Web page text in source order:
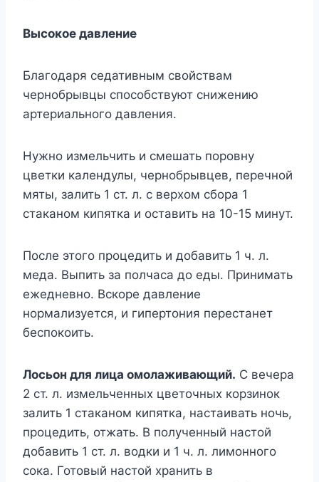
Высокое давление
Благодаря седативным свойствам
чернобрывцы способствуют снижению
артериального давления.
Нужно измельчить и смешать поровну
цветки календулы, чернобрывцев, перечной
мяты, залить 1 ст. л. с верхом сбора 1
стаканом кипятка и оставить на 10-15 минут.
После этого процедить и добавить 1 ч. л.
меда. Выпить за полчаса до еды. Принимать
ежедневно. Вскоре давление
нормализуется, и гипертония перестанет
беспокоить.
Лосьон для лица омолаживающий. С вечера
2 ст. л. измельченных цветочных корзинок
залить 1 стаканом кипятка, настаивать ночь,
процедить, отжать. В полученный настой
добавить 1 ст. л. водки и 1 ч. л. лимонного
сока. Готовый настой хранить в